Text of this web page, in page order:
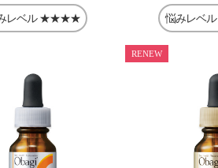
レベル ★★★★ 悩みレベル
RENEW